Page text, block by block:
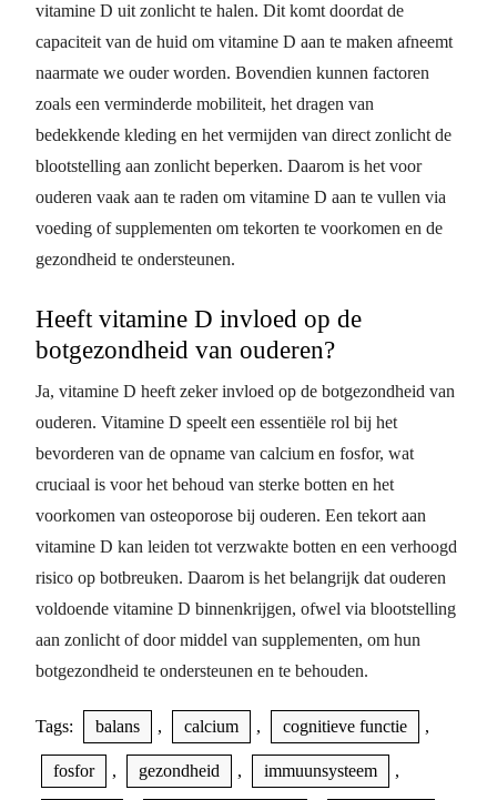
vitamine D uit zonlicht te halen. Dit komt doordat de
capaciteit van de huid om vitamine D aan te maken afneemt
naarmate we ouder worden. Bovendien kunnen factoren
zoals een verminderde mobiliteit, het dragen van
bedekkende kleding en het vermijden van direct zonlicht de
blootstelling aan zonlicht beperken. Daarom is het voor
ouderen vaak aan te raden om vitamine D aan te vullen via
voeding of supplementen om tekorten te voorkomen en de
gezondheid te ondersteunen.
Heeft vitamine D invloed op de
botgezondheid van ouderen?
Ja, vitamine D heeft zeker invloed op de botgezondheid van
ouderen. Vitamine D speelt een essentiële rol bij het
bevorderen van de opname van calcium en fosfor, wat
cruciaal is voor het behoud van sterke botten en het
voorkomen van osteoporose bij ouderen. Een tekort aan
vitamine D kan leiden tot verzwakte botten en een verhoogd
risico op botbreuken. Daarom is het belangrijk dat ouderen
voldoende vitamine D binnenkrijgen, ofwel via blootstelling
aan zonlicht of door middel van supplementen, om hun
botgezondheid te ondersteunen en te behouden.
Tags: balans , calcium , cognitieve functie ,
fosfor , gezondheid , immuunsysteem ,